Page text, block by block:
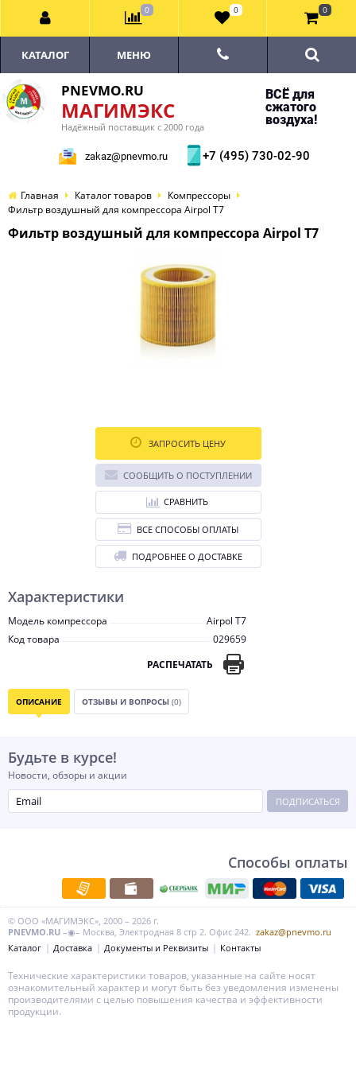
PNEVMO.RU
МАГИМЭКС
Надёжный поставщик с 2000 года
ВСЁ для
сжатого
воздуха!
zakaz@pnevmo.ru +7 (495) 730-02-90
КАТАЛОГ МЕНЮ
Главная Каталог товаров
Компрессоры
Фильтр воздушный для компрессора Airpol T7
Фильтр воздушный для компрессора Airpol T7
Характеристики
Модель компрессора
Airpol T7
Код товара
029659
РАСПЕЧАТАТЬ
ЗАПРОСИТЬ ЦЕНУ
СООБЩИТЬ О ПОСТУПЛЕНИИ
СРАВНИТЬ
ВСЕ СПОСОБЫ ОПЛАТЫ
ПОДРОБНЕЕ О ДОСТАВКЕ
ОПИСАНИЕ ОТЗЫВЫ И ВОПРОСЫ (0)
Будьте в курсе!
Новости, обзоры и акции
ПОДПИСАТЬСЯ
Способы оплаты
© ООО «МАГИМЭКС», 2000 – 2026 г.
PNEVMO.RU –◉– Москва, Электродная 8 стр 2. Офис 242. zakaz@pnevmo.ru
Каталог
Доставка Документы и Реквизиты Контакты
0 0 0
Технические характеристики товаров, указанные на сайте носят
ознакомительный характер и могут быть без уведомления изменены
производителями с целью повышения качества и эффективности
продукции.